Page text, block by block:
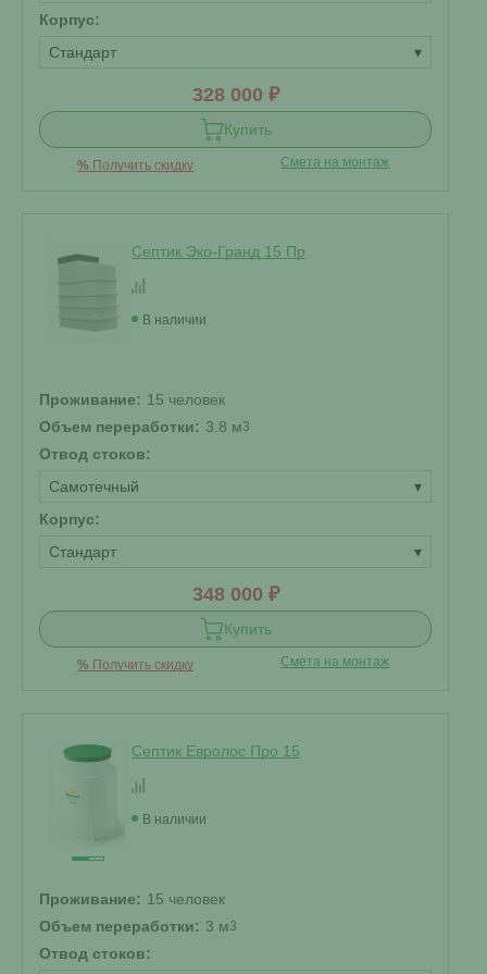
Корпус:
Стандарт
▾
328 000 ₽
Купить
% Получить скидку Смета на монтаж
Септик Эко-Гранд 15 Пр
В наличии
Проживание: 15 человек
Объем переработки: 3.8 м3
Отвод стоков:
Самотечный
▾
Корпус:
Стандарт
▾
348 000 ₽
Купить
% Получить скидку Смета на монтаж
Септик Евролос Про 15
В наличии
Проживание: 15 человек
Объем переработки: 3 м3
Отвод стоков: